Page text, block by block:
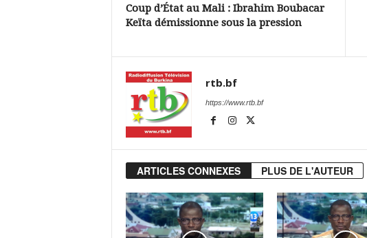
Coup d’État au Mali : Ibrahim Boubacar
Keïta démissionne sous la pression
rtb.bf
https://www.rtb.bf
ARTICLES CONNEXES PLUS DE L'AUTEUR